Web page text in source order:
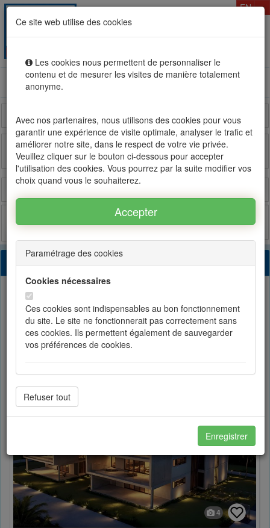
Ce site web utilise des cookies
Les cookies nous permettent de personnaliser le
contenu et de mesurer les visites de manière totalement
anonyme.
Avec nos partenaires, nous utilisons des cookies pour vous
garantir une expérience de visite optimale, analyser le trafic et
améliorer notre site, dans le respect de votre vie privée.
Veuillez cliquer sur le bouton ci-dessous pour accepter
l'utilisation des cookies. Vous pourrez par la suite modifier vos
choix quand vous le souhaiterez.
Paramétrage des cookies
Cookies nécessaires
Ces cookies sont indispensables au bon fonctionnement
du site. Le site ne fonctionnerait pas correctement sans
ces cookies. Ils permettent également de sauvegarder
vos préférences de cookies.
Les cookies de préférences permettent de sauvegarder
Cookies de statistiques
Les cookies de statistiques nous permettent d'améliorer
en permanance le site pour répondre au mieux à vos
attentes et de mesurer l'audience. Les statistiques de
navigation sont anonymes.
Enregistrer
EN
Rental sale real estate in Mauritius, OFIM network of
Reunion Island Madagascar France
OFIM sur FB OFIM sur Twitter
Favorites Estimate Post
69 found results
List
Sort by price Toggle Dropdown
4